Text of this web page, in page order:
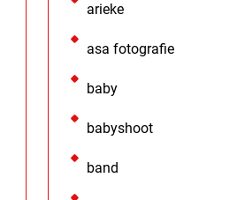
arieke
asa fotografie
baby
babyshoot
band